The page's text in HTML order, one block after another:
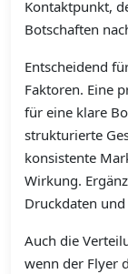
Kontaktpunkt,
Botschaften
Entscheidend
Faktoren. Eine
für eine klare
strukturierte
konsistente
Wirkung.
Druckdaten
Auch die
wenn der Flyer